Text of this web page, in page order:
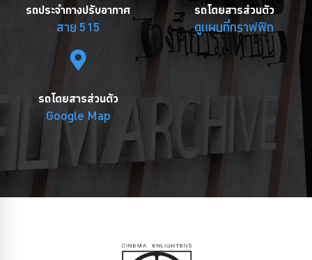
รถประจำทางปรับอากาศ
สาย 515
รถโดยสารส่วนตัว
ดูแผนที่กราฟฟิก
รถโดยสารส่วนตัว
Google Map